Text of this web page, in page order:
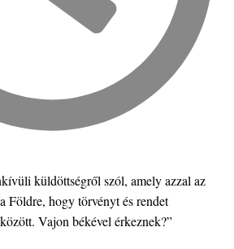
küldöttségről szól, amely azzal az
Földre, hogy törvényt és rendet
Vajon békével érkeznek?”